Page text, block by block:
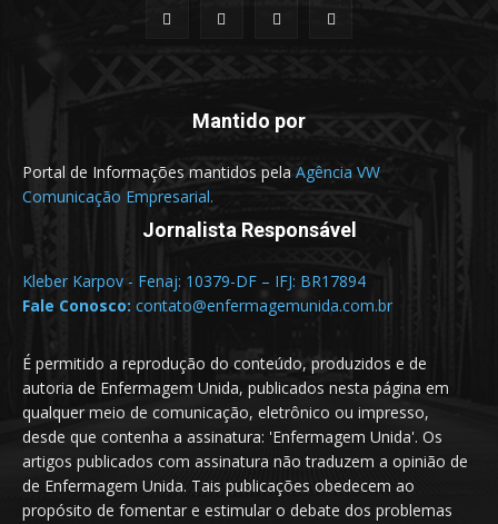
Mantido por
Portal de Informações mantidos pela Agência VW
Comunicação Empresarial.
Jornalista Responsável
Kleber Karpov - Fenaj: 10379-DF – IFJ: BR17894
Fale Conosco: contato@enfermagemunida.com.br
É permitido a reprodução do conteúdo, produzidos e de
autoria de Enfermagem Unida, publicados nesta página em
qualquer meio de comunicação, eletrônico ou impresso,
desde que contenha a assinatura: 'Enfermagem Unida'. Os
artigos publicados com assinatura não traduzem a opinião de
de Enfermagem Unida. Tais publicações obedecem ao
propósito de fomentar e estimular o debate dos problemas